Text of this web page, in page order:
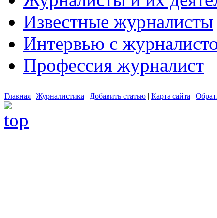
Известные журналисты
Интервью с
Профессия журналист
Главная | Журналистика | Добавить статью | Карта сайта |